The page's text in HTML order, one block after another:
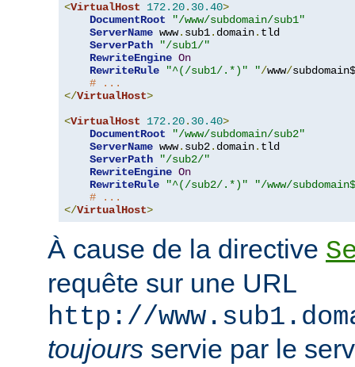
<VirtualHost 172.20. 30.40>
DocumentRoot
"/www/subdomain/sub1"
ServerName www. sub1. domain. tld
ServerPath
"/sub1/"
RewriteEngine On
RewriteRule
"^(/sub1/.*)" "/www/
# ...
</VirtualHost>
<VirtualHost 172.20. 30.40>
DocumentRoot
"/www/subdomain/sub2"
ServerName www. sub2. domain. tld
ServerPath
"/sub2/"
RewriteEngine On
RewriteRule
"^(/sub2/.*)"
"/www/
# ...
</VirtualHost>
À cause de la directive
requête sur une URL
http://
toujours servie par le